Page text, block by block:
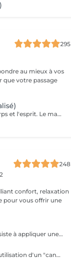
295
au mieux à vos
Un massage relaxant est un délice pour le corps et l'esprit. Le massage est la méthode la plus ancienne pour se régénérer, un moyen simple de retrouver un état d'esprit serein en un instant. Pour être au top de votre forme au quotidien, il est important de vous réserver un peu de temps pour vous. Rechargez vos batteries et dites bye bye au stress !
248
confort, relaxation
pour vous offrir une
Il s'agit d'une pratique thérapeutique qui consiste à appliquer une pression sur des points spécifiques des pieds. On pense que ces points correspondent à différents organes et systèmes du corps, favorisant la relaxation et soulageant les tensions.
La technique de massage Shinzu , implique l'utilisation d'un "cansa", qui est un instrument ou un outil, fabriqué en métal et bois , utilisé pour appliquer une pression pendant le massage. Cet outil aide à intensifier les effets du massage, favorisant le soulagement des tensions musculaires et stimulant la circulation sanguine. Le massage combine des mouvements manuels avec l'utilisation du cansa, offrant une expérience unique qui vise non seulement à détendre le corps, mais aussi à équilibrer l'énergie et à promouvoir le bien-être général. C'est une pratique qui peut s'avérer très efficace pour ceux qui recherchent un soulagement du stress et des douleurs musculaires.